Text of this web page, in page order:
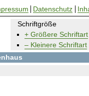
Schriftgröße
+ Größere Schriftart
– Kleinere Schriftart
Datenschutz